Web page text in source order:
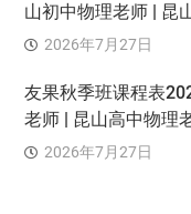
山初中物理老师 | 昆
2026年7月27日
友果秋季班课程表
老师 | 昆山高中物理
2026年7月27日